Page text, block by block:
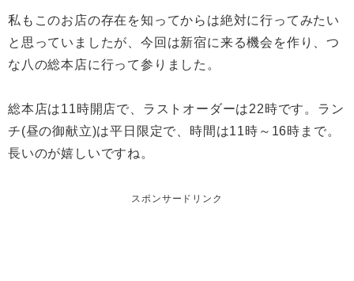
私もこのお店の存在を知ってからは絶対に行ってみたい
と思っていましたが、今回は新宿に来る機会を作り、つ
な八の総本店に行って参りました。
総本店は11時開店で、ラストオーダーは22時です。ラン
チ(昼の御献立)は平日限定で、時間は11時～16時まで。
長いのが嬉しいですね。
スポンサードリンク